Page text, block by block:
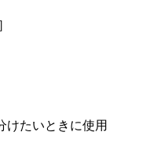
けたいときに使用